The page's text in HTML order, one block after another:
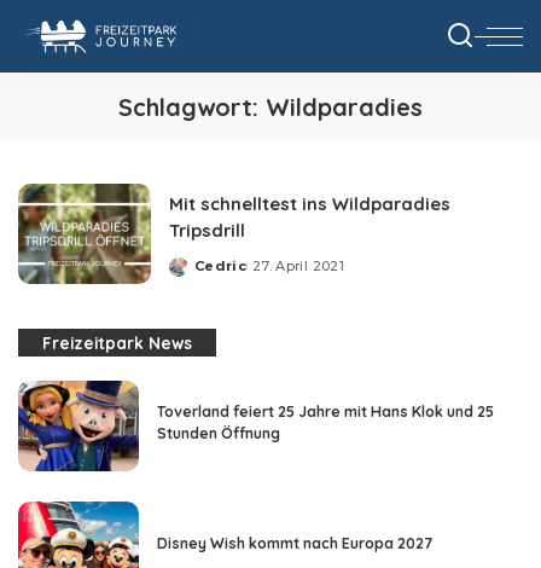
Schlagwort: Wildparadies
Mit schnelltest ins Wildparadies
Tripsdrill
Posted
Cedric 27. April 2021
Freizeitpark News
Toverland feiert 25 Jahre mit Hans Klok und 25
Stunden Öffnung
Disney Wish kommt nach Europa 2027